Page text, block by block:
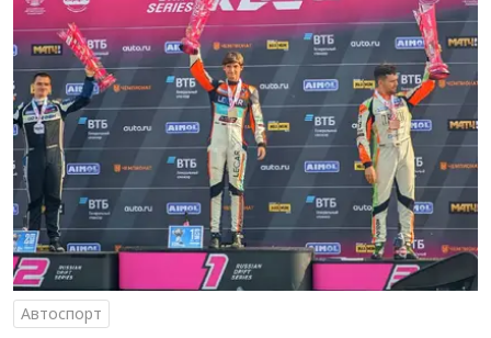
Автоспорт